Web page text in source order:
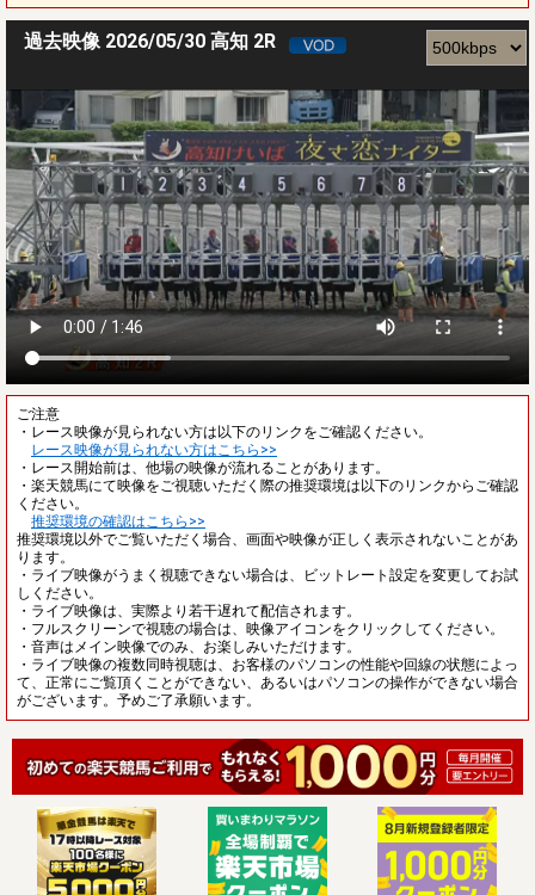
過去映像 2026/05/30 高知 2R
ご注意
・レース映像が見られない方は以下のリンクをご確認ください。
レース映像が見られない方はこちら>>
・レース開始前は、他場の映像が流れることがあります。
・楽天競馬にて映像をご視聴いただく際の推奨環境は以下のリンクからご確認
ください。
推奨環境の確認はこちら>>
推奨環境以外でご覧いただく場合、画面や映像が正しく表示されないことがあ
ります。
・ライブ映像がうまく視聴できない場合は、ビットレート設定を変更してお試
しください。
・ライブ映像は、実際より若干遅れて配信されます。
・フルスクリーンで視聴の場合は、映像アイコンをクリックしてください。
・音声はメイン映像でのみ、お楽しみいただけます。
・ライブ映像の複数同時視聴は、お客様のパソコンの性能や回線の状態によっ
て、正常にご覧頂くことができない、あるいはパソコンの操作ができない場合
がございます。予めご了承願います。